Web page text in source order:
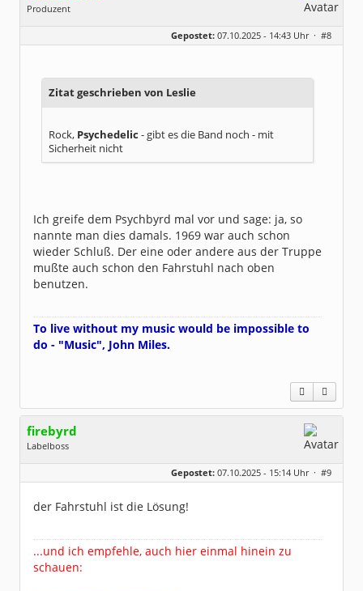
Produzent
Beiträge:
14321
Gepostet: 07.10.2025 - 14:43 Uhr · #8
Zitat geschrieben von Leslie
Rock, Psychedelic - gibt es die Band noch - mit
Sicherheit nicht
Ich greife dem Psychbyrd mal vor und sage: ja, so
nannte man dies damals. 1969 war auch schon
wieder Schluß. Der eine oder andere aus der Truppe
mußte auch schon den Fahrstuhl nach oben
benutzen.
To live without my music would be impossible to
do - "Music", John Miles.
firebyrd
Labelboss
Geschlecht:
keine Angabe
Hausgeburt (Ausgeburt?)
Beiträge:
48848
Gepostet: 07.10.2025 - 15:14 Uhr · #9
der Fahrstuhl ist die Lösung!
...und ich empfehle, auch hier einmal hinein zu
schauen: